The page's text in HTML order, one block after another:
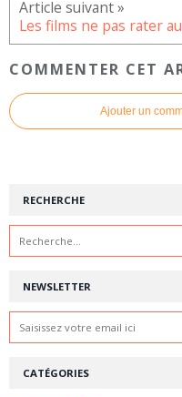
Les films ne pas rater
COMMENTER CET
Ajouter un
NEWSLETTER
RECHERCHE
CATÉGORIES